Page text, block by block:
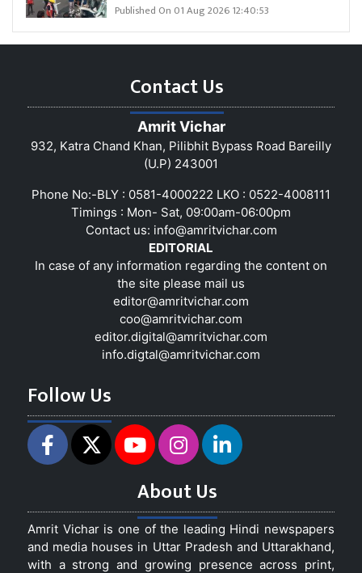
Published On 01 Aug 2026 12:40:53
Contact Us
Amrit Vichar
932, Katra Chand Khan, Pilibhit Bypass Road Bareilly
(U.P) 243001
Phone No:-BLY : 0581-4000222 LKO : 0522-4008111
Timings : Mon- Sat, 09:00am-06:00pm
Contact us: info@amritvichar.com
EDITORIAL
In case of any information regarding the content on
the site please mail us
editor@amritvichar.com
coo@amritvichar.com
editor.digital@amritvichar.com
info.digtal@amritvichar.com
Follow Us
About Us
Amrit Vichar is one of the leading Hindi newspapers
and media houses in Uttar Pradesh and Uttarakhand,
with a strong and growing presence across print,